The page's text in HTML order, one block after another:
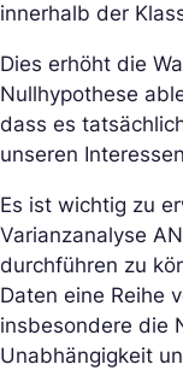
innerhalb der
Dies erhöht die
Nullhypothese
dass es
unseren
Es ist wichtig zu
Varianzanalyse
durchführen zu
Daten eine Reihe
insbesondere die
Unabhängigkeit